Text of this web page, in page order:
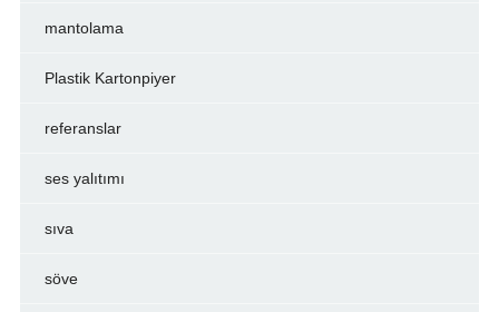
mantolama
Plastik Kartonpiyer
referanslar
ses yalıtımı
sıva
söve